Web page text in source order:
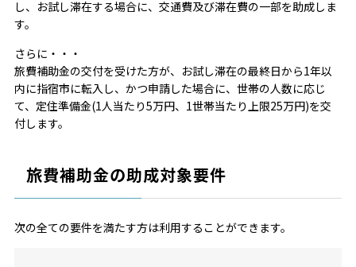
し、お試し滞在する場合に、交通費及び滞在費の一部を助成しま
す。
さらに・・・
旅費補助金の交付を受けた方が、お試し滞在の最終日から1年以
内に指宿市に転入し、かつ申請した場合に、世帯の人数に応じ
て、定住準備金(1人当たり5万円、1世帯当たり上限25万円)を交
付します。
旅費補助金の助成対象要件
次の全ての要件を満たす方は利用することができます。